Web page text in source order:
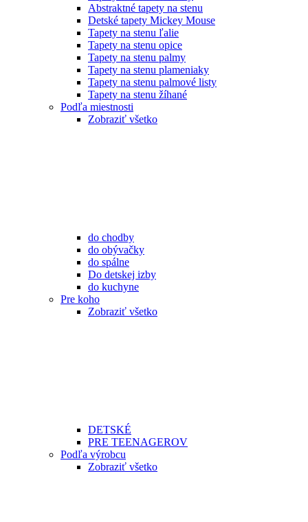
Abstraktné tapety na stenu
Detské tapety Mickey Mouse
Tapety na stenu ľalie
Tapety na stenu opice
Tapety na stenu palmy
Tapety na stenu plameniaky
Tapety na stenu palmové listy
Tapety na stenu žíhané
Podľa miestnosti
Zobraziť všetko
do chodby
do obývačky
do spálne
Do detskej izby
do kuchyne
Pre koho
Zobraziť všetko
DETSKÉ
PRE TEENAGEROV
Podľa výrobcu
Zobraziť všetko